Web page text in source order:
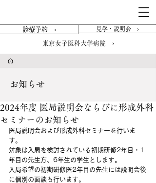
診療予約 › 見学・説明会 ›
東京女子医科大学病院 ›
​お知らせ
2024年度 医局説明会ならびに形成外科
セミナーのお知らせ
医局説明会および形成外科セミナーを行いま
す。
対象は入局を検討されている初期研修2年目・1
年目の先生方、6年生の学生とします。
入局希望の初期研修医2年目の先生には説明会後
に個別の面談も行います。